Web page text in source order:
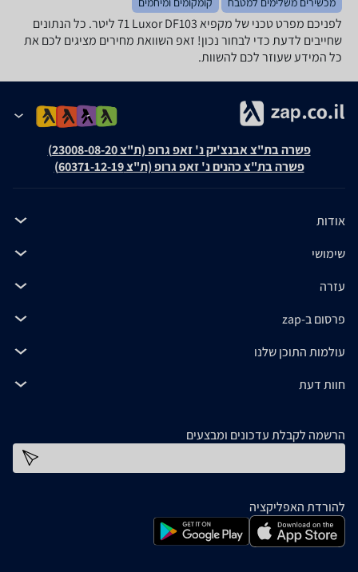
לפניכם מפרט טכני של מקפיא Luxor DF103 ‏71 ‏ליטר. כל הנתונים
שחייבים לדעת כדי לבחור נכון! זאפ השוואת מחירים מציגים לכם את
כל המידע שעוזר לכם להשוות.
פשרה בת"צ אבנצ'יק נ' זאפ גרופ (ת"צ 23008-08-20)
פשרה בת"צ כהנים נ' זאפ גרופ (ת"צ 60371-12-19)
אודות
שימושי
עזרה
פרסום ב-zap
עולמות התוכן שלנו
חוות דעת
הרשמה לקבלת עדכונים ומבצעים
להורדת האפליקציה